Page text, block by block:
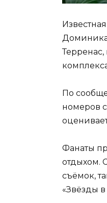
По
номеров
Фанаты
отдыхом.
съёмок,
«Звёзды в